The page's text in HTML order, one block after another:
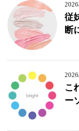
従
断
こ
ー